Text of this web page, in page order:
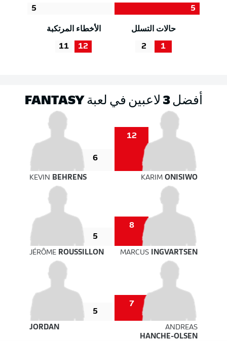
5
5
حالات التسلل
1
2
الأخطاء المرتكبة
12
11
أفضل 3 لاعبين في لعبة FANTASY
12
6
KEVIN BEHRENS KARIMONISIWO
8
5
JÉRÔME ROUSSILLON MARCUS INGVARTSEN
7
5
JORDAN
ANDREAS
HANCHE-OLSEN